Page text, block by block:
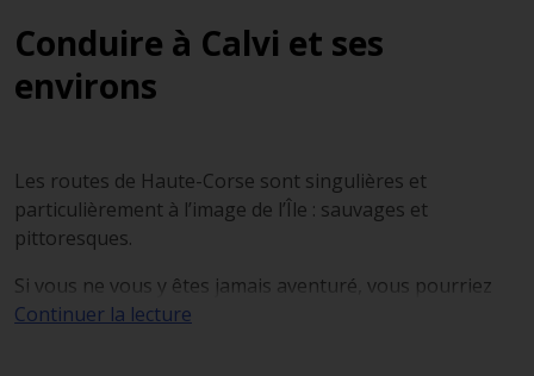
Conduire à Calvi et ses
environs
Les routes de Haute-Corse sont singulières et
particulièrement à l’image de l’Île : sauvages et
pittoresques.
Si vous ne vous y êtes jamais aventuré, vous pourriez
être surpris car il y est habituel d’y croiser quelques
Continuer la lecture